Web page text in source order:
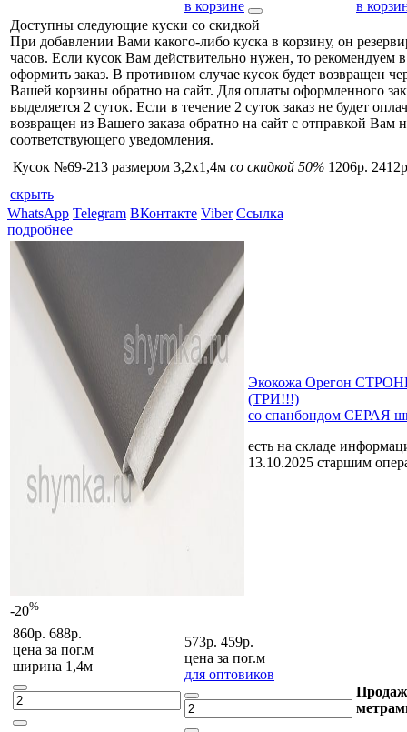
в корзине
в
Доступны следующие куски со скидкой
При добавлении Вами какого-либо куска в корзину, он
часов. Если кусок Вам действительно нужен, то рекомендуем
оформить заказ. В противном случае кусок будет возвращен
Вашей корзины обратно на сайт. Для оплаты оформленного
выделяется 2 суток. Если в течение 2 суток заказ не будет
возвращен из Вашего заказа обратно на сайт с отправкой Вам
соответствующего уведомления.
Кусок №69-213 размером 3,2x1,4м со скидкой 50% 1206р.
скрыть
WhatsApp Telegram ВКонтакте Viber Ссылка
подробнее
-20%
Экокожа Орегон
(ТРИ!!!)
со спанбондом СЕРАЯ
есть на складе
13.10.2025 старшим
860р. 688р.
цена за пог.м
ширина 1,4м
573р. 459р.
цена за пог.м
для оптовиков